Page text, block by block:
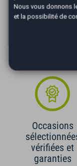
capacités de
données à titre
dispositions de
Crédit sans
Les
Occasions
vérifiées et
garanties
Nous vous donnons
et la possibilité de